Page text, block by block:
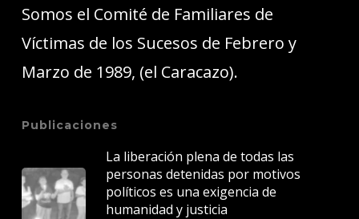
Somos el Comité de Familiares de
Víctimas de los Sucesos de Febrero y
Marzo de 1989, (el Caracazo).
Publicaciones
La liberación plena de todas las
personas detenidas por motivos
políticos es una exigencia de
humanidad y justicia